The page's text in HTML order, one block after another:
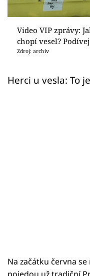
Sledujte
Video VIP zprávy:
chopí vesel?
Zdroj: archiv
Herci u vesla: To
Na začátku června